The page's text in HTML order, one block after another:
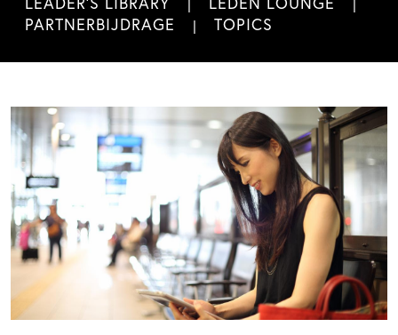
PARTNERBIJDRAGE
TOPICS